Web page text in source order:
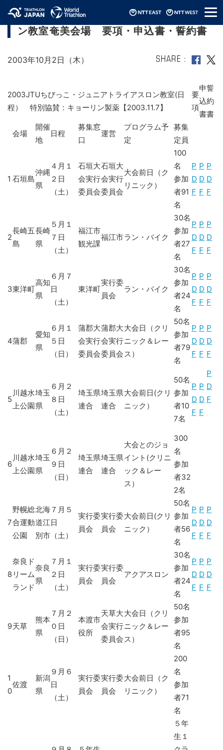
メ
ニ
2003JTUちびっこ・ジュニアトライアスロ
ン教室奄美会場 要項・申込書・誓約書
2003年10月2日（木） SHARE
2003JTUちびっこ・ジュニアトライアスロン教室(日
程） 特別協賛：キョーリン製薬【2003.11.7】
要
項
申
込
書
誓
約
書
会場
開催
地
日程
募集窓
口
運営
プログラム予
定
募集
定員
1 石垣島
沖縄
県
４月１
２日
（土）
石垣大
会実行
委員会
石垣大
会実行
委員会
大会前日（ク
リニック）
100
名
参加
者91
名
P
D
F
P
D
F
P
D
F
2
長崎五
島
長崎
県
５月１
７日
（土）
福江市
観光課
福江市ラン・バイク
30名
参加
者27
名
P
D
F
P
D
F
P
D
F
3東洋町
高知
県
６月７
日
（土）
東洋町
実行委
員会
ラン・バイク
30名
参加
者24
名
P
D
F
P
D
F
P
D
F
4蒲郡
愛知
県
６月１
５日
（日）
蒲郡大
会実行
委員会
蒲郡大
会実行
委員会
大会日（クリ
ニック＆レー
ス）
50名
参加
者79
名
P
D
F
P
D
F
P
D
F
5
川越水
上公園
埼玉
県
６月２
８日
（土）
埼玉県
連合
埼玉県
連合
大会前日(クリ
ニック）
50名
参加
者10
7名
P
D
F
P
D
F
P
D
F
6
川越水
上公園
埼玉
県
６月２
９日
（日）
埼玉県
連合
埼玉県
連合
大会とのジョ
イント(クリニ
ック＆レー
ス）
300
名
参加
者32
2名
7
野幌総
合運動
公園
北海
道江
別市
７月５
日
（土）
実行委
員会
実行委
員会
大会前日(クリ
ニック）
50名
参加
者56
名
P
D
F
P
D
F
P
D
F
8
奈良ド
リーム
ランド
奈良
県
７月１
２日
（土）
実行委
員会
実行委
員会
アクアスロン
30名
参加
者24
名
P
D
F
P
D
F
P
D
F
9天草
熊本
県
７月２
０日
（日）
本渡市
役所
天草大
会実行
委員会
大会日（クリ
ニック＆レー
ス）
50名
参加
者95
名
1
0
佐渡
新潟
県
９月６
日
（土）
実行委
員会
実行委
員会
大会前日（ク
リニック）
200
名
参加
者71
名
５年
生１